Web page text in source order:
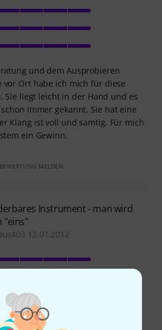
und dem Ausprobieren
vor Ort habe ich mich für diese
Sie liegt leicht in der Hand und es
immer gekannt. Sie hat eine
Klang ist voll und samtig. Für mich
ein Gewinn.
BEWERTUNG MELDEN
Instrument - man wird
"eins"
12.01.2012